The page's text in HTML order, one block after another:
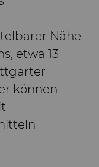
Nähe
etwa 13
können